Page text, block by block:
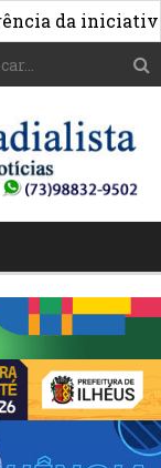
da iniciativa